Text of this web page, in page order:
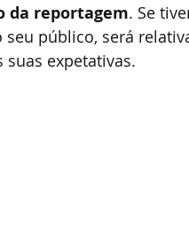
da reportagem. Se
público, será
expetativas.